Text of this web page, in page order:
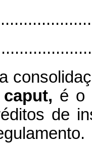
caput, é o
de